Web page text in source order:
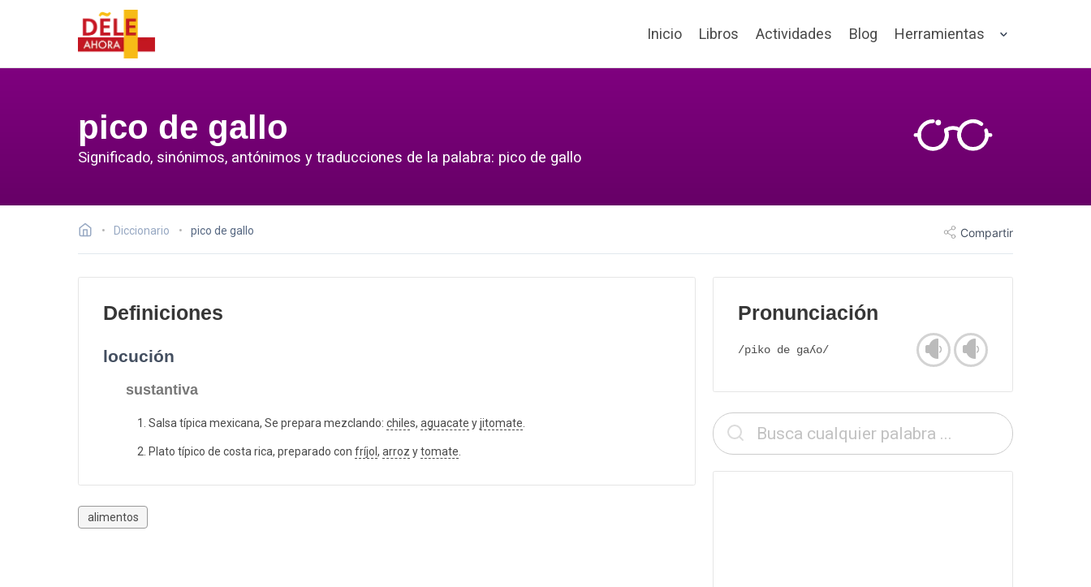
Inicio Libros Actividades Blog Herramientas
pico de gallo
Significado, sinónimos, antónimos y traducciones de la palabra: pico de gallo
Diccionario pico de gallo Compartir
Definiciones
locución
sustantiva
Salsa típica mexicana, Se prepara mezclando: chiles, aguacate yjitomate.
Plato típico de costa rica, preparado con fríjol , arroz ytomate.
alimentos
Pronunciación
/piko de gaʎo/